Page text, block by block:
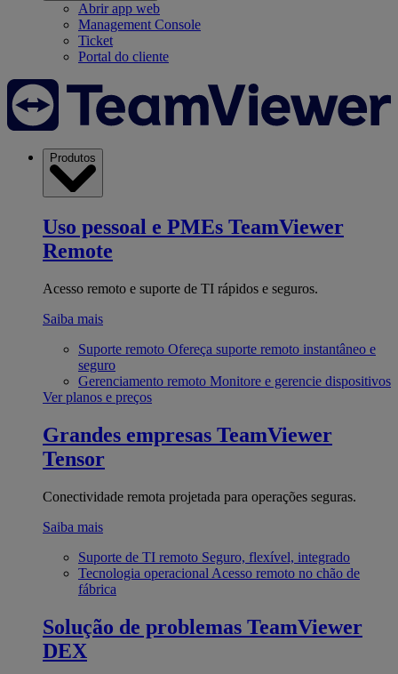
Abrir app web
Management Console
Ticket
Portal do cliente
Produtos
Uso pessoal e PMEs TeamViewer
Remote
Acesso remoto e suporte de TI rápidos e seguros.
Saiba mais
Suporte remoto Ofereça suporte remoto instantâneo e
seguro
Gerenciamento remoto Monitore e gerencie dispositivos
Ver planos e preços
Grandes empresas TeamViewer
Tensor
Conectividade remota projetada para operações seguras.
Saiba mais
Suporte de TI remoto Seguro, flexível, integrado
Tecnologia operacional Acesso remoto no chão de
fábrica
Solução de problemas TeamViewer
DEX